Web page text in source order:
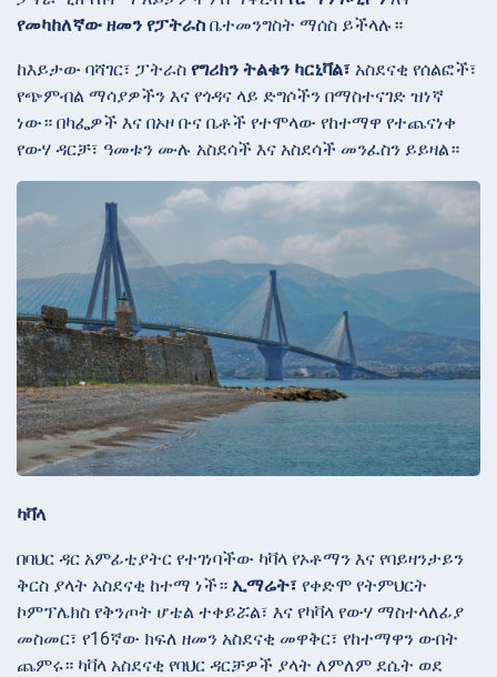
የመካከለኛው ዘመን የፓትራስ ቤተመንግስት ማሰስ ይችላሉ።
ከእይታው ባሻገር፣ ፓትራስ የግሪክን ትልቁን ካርኒቫል፣ አስደናቂ የሰልፎች፣
የጭምብል ማሳያዎችን እና የጎዳና ላይ ድግሶችን በማስተናገድ ዝነኛ
ነው። በካፌዎች እና በኦዞ ቡና ቤቶች የተሞላው የከተማዋ የተጨናነቀ
የውሃ ዳርቻ፣ ዓመቱን ሙሉ አስደሳች እና አስደሳች መንፈስን ይይዛል።
ካቫላ
በባህር ዳር አምፊቲያትር የተገነባችው ካቫላ የኦቶማን እና የባይዛንታይን
ቅርስ ያላት አስደናቂ ከተማ ነች። ኢማሬት፣ የቀድሞ የትምህርት
ኮምፕሌክስ የቅንጦት ሆቴል ተቀይሯል፣ እና የካቫላ የውሃ ማስተላለፊያ
መስመር፣ የ16ኛው ክፍለ ዘመን አስደናቂ መዋቅር፣ የከተማዋን ውበት
ጨምሩ። ካቫላ አስደናቂ የባህር ዳርቻዎች ያላት ለምለም ደሴት ወደ